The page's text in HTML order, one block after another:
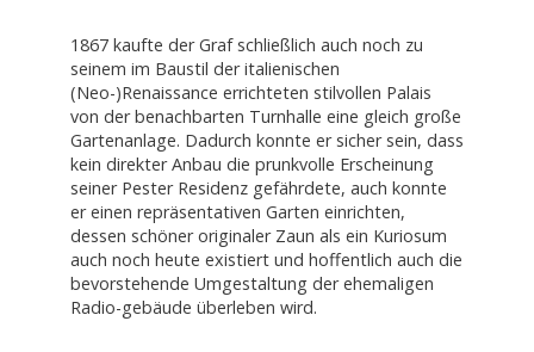
1867 kaufte der Graf schließlich auch noch zu
seinem im Baustil der italienischen
(Neo-)Renaissance errichteten stilvollen Palais
von der benachbarten Turnhalle eine gleich große
Gartenanlage. Dadurch konnte er sicher sein, dass
kein direkter Anbau die prunkvolle Erscheinung
seiner Pester Residenz gefährdete, auch konnte
er einen repräsentativen Garten einrichten,
dessen schöner originaler Zaun als ein Kuriosum
auch noch heute existiert und hoffentlich auch die
bevorstehende Umgestaltung der ehemaligen
Radio-gebäude überleben wird.